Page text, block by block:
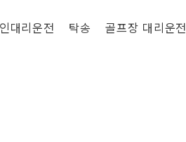
대리운전 탁송 골프장 대리운전